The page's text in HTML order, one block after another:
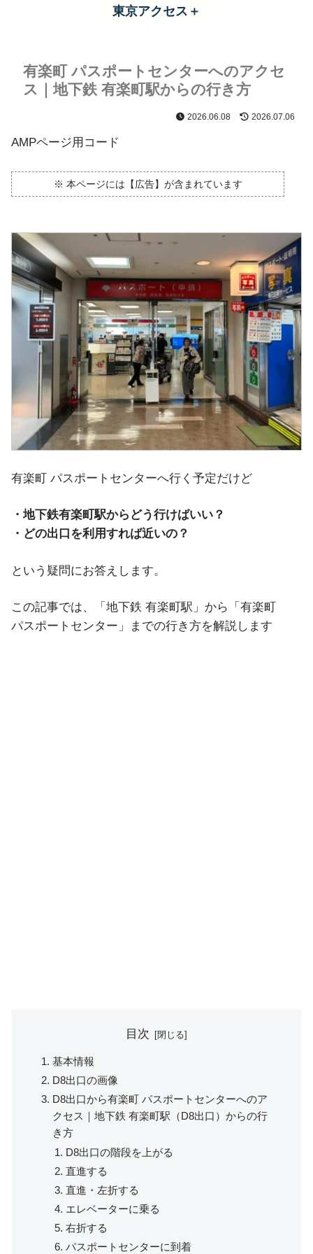
東京アクセス＋
有楽町 パスポートセンターへのアクセ
ス｜地下鉄 有楽町駅からの行き方
2026.06.08 2026.07.06
AMPページ用コード
※ 本ページには【広告】が含まれています
有楽町 パスポートセンターへ行く予定だけど
・地下鉄有楽町駅からどう行けばいい？
・どの出口を利用すれば近いの？
という疑問にお答えします。
この記事では、「地下鉄 有楽町駅」から「有楽町
パスポートセンター」までの行き方を解説します
目次
基本情報
D8出口の画像
D8出口から有楽町 パスポートセンターへのア
クセス｜地下鉄 有楽町駅（D8出口）からの行
き方
D8出口の階段を上がる
直進する
直進・左折する
エレベーターに乗る
右折する
パスポートセンターに到着